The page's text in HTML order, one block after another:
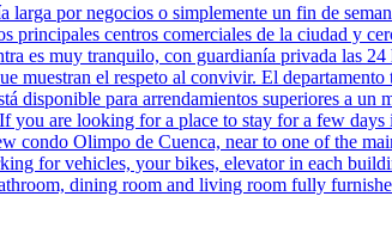
por negocios o simplemente un fin de
centros comerciales de la ciudad y
es muy tranquilo, con guardianía privada las
muestran el respeto al convivir. El
disponible para arrendamientos superiores a un
for a place to stay for a few days in
Olimpo de Cuenca, near to one of the
for vehicles, your bikes, elevator in each
dining room and living room fully